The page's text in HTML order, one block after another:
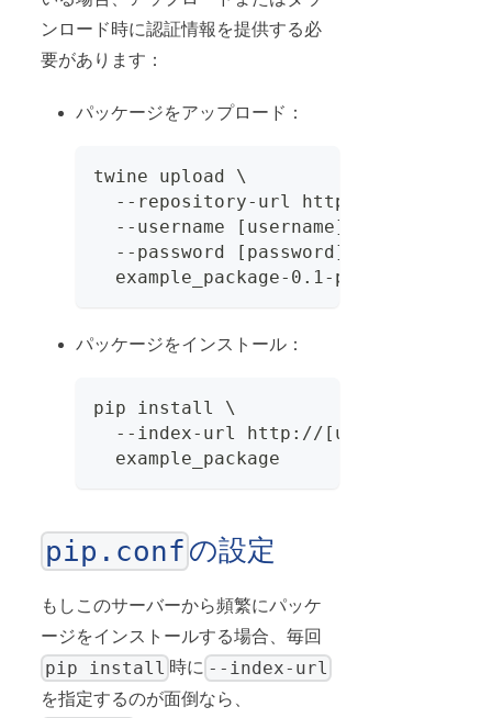
ンロード時に認証情報を提供する必
要があります：
パッケージをアップロード：
twine upload \
--repository-url http://
  --username [username] \
  --password [password] \
example_package-0.1-py3-none-
パッケージをインストール：
pip install \
--index-url http://
  example_package
pip.conf の設定
もしこのサーバーから頻繁にパッケ
ージをインストールする場合、毎回
pip install 時に --index-url
を指定するのが面倒なら、